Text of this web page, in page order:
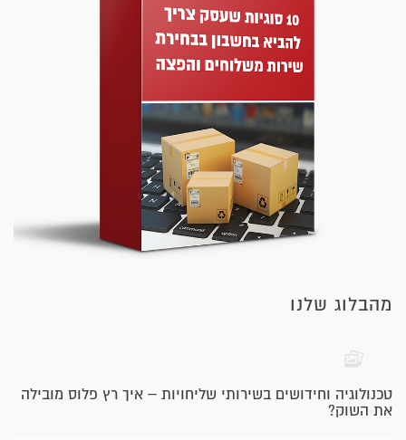
מהבלוג שלנו
טכנולוגיה וחידושים בשירותי שליחויות – איך רץ פלוס מובילה
את השוק?